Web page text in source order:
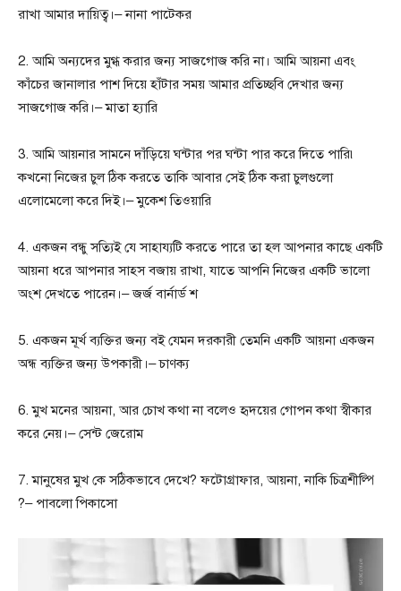
রাখা আমার দায়িত্ব।– নানা পাটেকর
2. আমি অন্যদের মুগ্ধ করার জন্য সাজগোজ করি না। আমি আয়না এবং
কাঁচের জানালার পাশ দিয়ে হাঁটার সময় আমার প্রতিচ্ছবি দেখার জন্য
সাজগোজ করি।– মাতা হ্যারি
3. আমি আয়নার সামনে দাঁড়িয়ে ঘন্টার পর ঘন্টা পার করে দিতে পারি৷
কখনো নিজের চুল ঠিক করতে তাকি আবার সেই ঠিক করা চুলগুলো
এলোমেলো করে দিই।– মুকেশ তিওয়ারি
4. একজন বন্ধু সত্যিই যে সাহায্যটি করতে পারে তা হল আপনার কাছে একটি
আয়না ধরে আপনার সাহস বজায় রাখা, যাতে আপনি নিজের একটি ভালো
অংশ দেখতে পারেন।– জর্জ বার্নার্ড শ
5. একজন মূর্খ ব্যক্তির জন্য বই যেমন দরকারী তেমনি একটি আয়না একজন
অন্ধ ব্যক্তির জন্য উপকারী।– চাণক্য
6. মুখ মনের আয়না, আর চোখ কথা না বলেও হৃদয়ের গোপন কথা স্বীকার
করে নেয়।– সেন্ট জেরোম
7. মানুষের মুখ কে সঠিকভাবে দেখে? ফটোগ্রাফার, আয়না, নাকি চিত্রশীল্পি
?– পাবলো পিকাসো